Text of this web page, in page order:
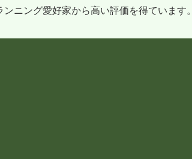
ニング愛好家から高い評価を得ています。